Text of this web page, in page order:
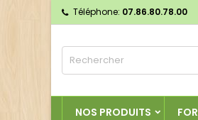
Téléphone: 07.86.80.78.00
NOS PRODUITS